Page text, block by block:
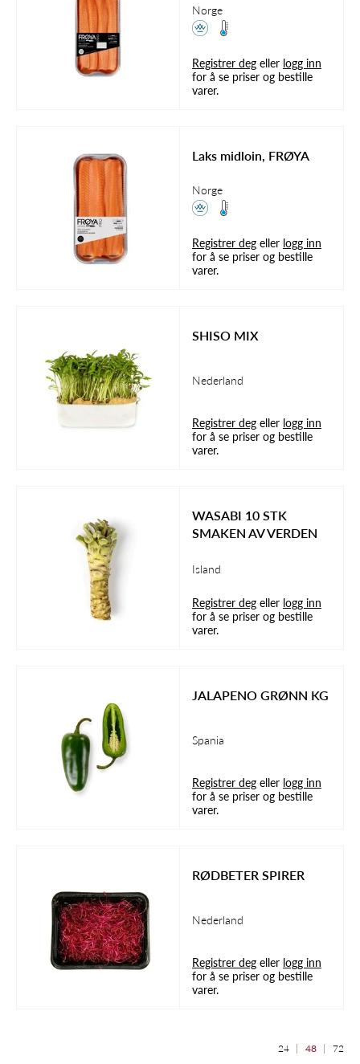
Norge
Registrer deg eller logg inn
for å se priser og bestille
varer.
Laks midloin, FRØYA
Norge
Registrer deg eller logg inn
for å se priser og bestille
varer.
SHISO MIX
Nederland
Registrer deg eller logg inn
for å se priser og bestille
varer.
WASABI 10 STK
SMAKEN AV VERDEN
Island
Registrer deg eller logg inn
for å se priser og bestille
varer.
JALAPENO GRØNN KG
Spania
Registrer deg eller logg inn
for å se priser og bestille
varer.
RØDBETER SPIRER
Nederland
Registrer deg eller logg inn
for å se priser og bestille
varer.
24 48 72